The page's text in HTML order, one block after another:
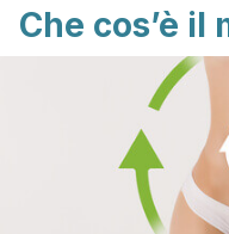
Che cos’è il